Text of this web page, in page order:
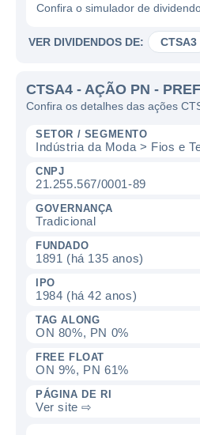
Confira o simulador de
VER DIVIDENDOS DE: CTSA3
CTSA4 - AÇÃO PN -
Confira os detalhes das ações
SETOR / SEGMENTO
Indústria da Moda > Fios e
CNPJ
21.255.567/0001-89
GOVERNANÇA
Tradicional
FUNDADO
1891 (há 135 anos)
IPO
1984 (há 42 anos)
TAG ALONG
ON 80%, PN 0%
FREE FLOAT
ON 9%, PN 61%
PÁGINA DE RI
Ver site ⇨